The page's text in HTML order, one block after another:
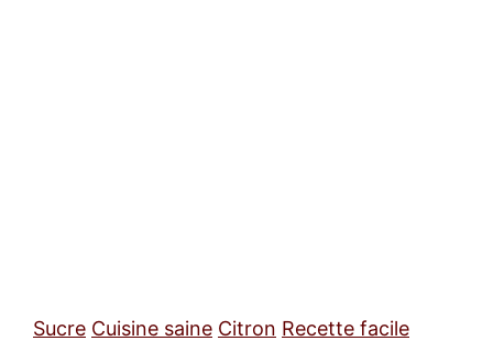
Sucre Cuisine saine Citron Recette facile